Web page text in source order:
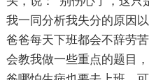
我一同分析我失分的原因
爸爸每天下班都会不辞劳
会教我做一些重点的题目